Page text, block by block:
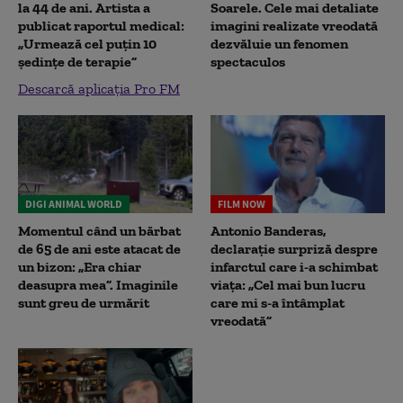
la 44 de ani. Artista a
publicat raportul medical:
„Urmează cel puțin 10
ședințe de terapie”
Descarcă aplicația Pro FM
Soarele. Cele mai detaliate
imagini realizate vreodată
dezvăluie un fenomen
spectaculos
DIGI ANIMAL WORLD
Momentul când un bărbat
de 65 de ani este atacat de
un bizon: „Era chiar
deasupra mea”. Imaginile
sunt greu de urmărit
FILM NOW
Antonio Banderas,
declarație surpriză despre
infarctul care i-a schimbat
viața: „Cel mai bun lucru
care mi s-a întâmplat
vreodată”